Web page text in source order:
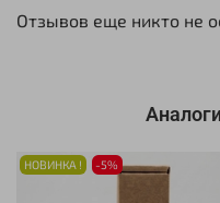
Отзывов еще никто не
НОВИНКА ! -5%